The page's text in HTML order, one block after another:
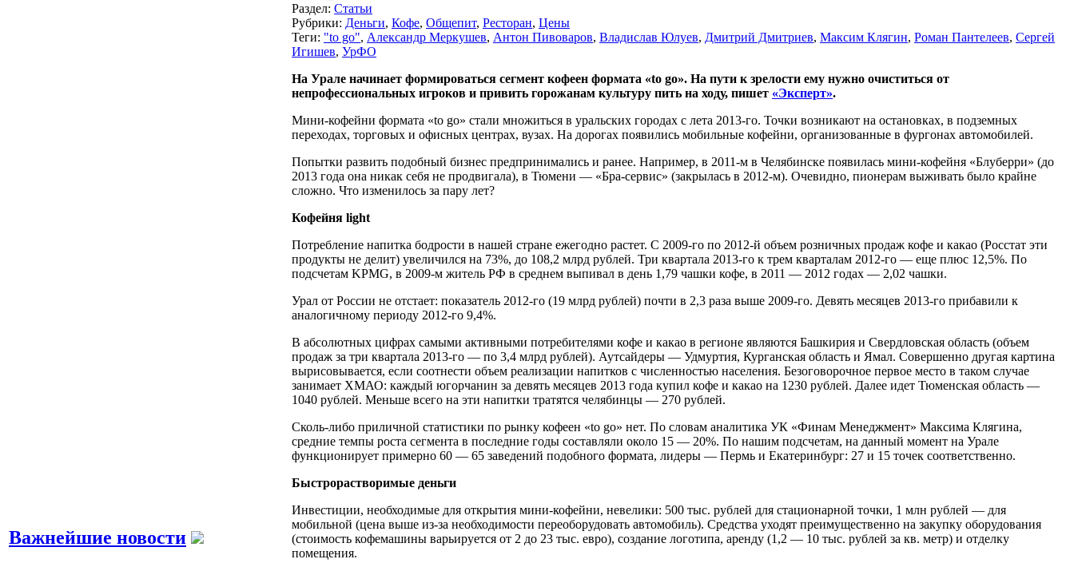
Важнейшие новости
Раздел: Статьи
Рубрики: Деньги, Кофе, Общепит, Ресторан, Цены
Теги: "to go", Александр Меркушев, Антон Пивоваров, Владислав Юлуев, Дмитрий Дмитриев, Максим Клягин, Роман Пантелеев, Сергей
Игишев, УрФО
На Урале начинает формироваться сегмент кофеен формата «to go». На пути к зрелости ему нужно очиститься от
непрофессиональных игроков и привить горожанам культуру пить на ходу, пишет «Эксперт».
Мини-кофейни формата «to go» стали множиться в уральских городах с лета 2013-го. Точки возникают на остановках, в подземных
переходах, торговых и офисных центрах, вузах. На дорогах появились мобильные кофейни, организованные в фургонах автомобилей.
Попытки развить подобный бизнес предпринимались и ранее. Например, в 2011-м в Челябинске появилась мини-кофейня «Блуберри» (до
2013 года она никак себя не продвигала), в Тюмени — «Бра-сервис» (закрылась в 2012-м). Очевидно, пионерам выживать было крайне
сложно. Что изменилось за пару лет?
Кофейня light
Потребление напитка бодрости в нашей стране ежегодно растет. С 2009-го по 2012-й объем розничных продаж кофе и какао (Росстат эти
продукты не делит) увеличился на 73%, до 108,2 млрд рублей. Три квартала 2013-го к трем кварталам 2012-го — еще плюс 12,5%. По
подсчетам KPMG, в 2009-м житель РФ в среднем выпивал в день 1,79 чашки кофе, в 2011 — 2012 годах — 2,02 чашки.
Урал от России не отстает: показатель 2012-го (19 млрд рублей) почти в 2,3 раза выше 2009-го. Девять месяцев 2013-го прибавили к
аналогичному периоду 2012-го 9,4%.
В абсолютных цифрах самыми активными потребителями кофе и какао в регионе являются Башкирия и Свердловская область (объем
продаж за три квартала 2013-го — по 3,4 млрд рублей). Аутсайдеры — Удмуртия, Курганская область и Ямал. Совершенно другая картина
вырисовывается, если соотнести объем реализации напитков с численностью населения. Безоговорочное первое место в таком случае
занимает ХМАО: каждый югорчанин за девять месяцев 2013 года купил кофе и какао на 1230 рублей. Далее идет Тюменская область —
1040 рублей. Меньше всего на эти напитки тратятся челябинцы — 270 рублей.
Сколь-либо приличной статистики по рынку кофеен «to go» нет. По словам аналитика УК «Финам Менеджмент» Максима Клягина,
средние темпы роста сегмента в последние годы составляли около 15 — 20%. По нашим подсчетам, на данный момент на Урале
функционирует примерно 60 — 65 заведений подобного формата, лидеры — Пермь и Екатеринбург: 27 и 15 точек соответственно.
Быстрорастворимые деньги
Инвестиции, необходимые для открытия мини-кофейни, невелики: 500 тыс. рублей для стационарной точки, 1 млн рублей — для
мобильной (цена выше из-за необходимости переоборудовать автомобиль). Средства уходят преимущественно на закупку оборудования
(стоимость кофемашины варьируется от 2 до 23 тыс. евро), создание логотипа, аренду (1,2 — 10 тыс. рублей за кв. метр) и отделку
помещения.